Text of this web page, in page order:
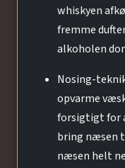
whiskyen
fremme
alkoholen
Nosing-
opvarme
forsigtigt for
bring næsen
næsen helt